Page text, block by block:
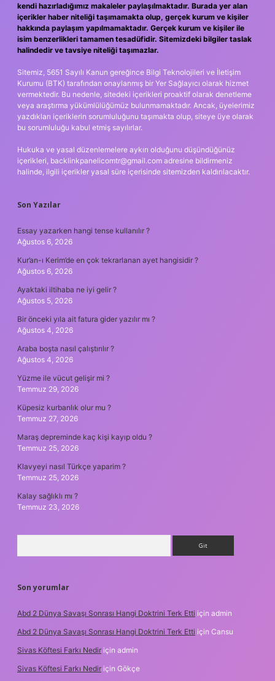
kendi hazırladığımız makaleler paylaşılmaktadır. Burada yer alan
içerikler haber niteliği taşımamakta olup, gerçek kurum ve kişiler
hakkında paylaşım yapılmamaktadır. Gerçek kurum ve kişiler ile
isim benzerlikleri tamamen tesadüfidir. Sitemizdeki bilgiler taslak
halindedir ve tavsiye niteliği taşımazlar.
Sitemiz, 5651 Sayılı Kanun gereğince Bilgi Teknolojileri ve İletişim
Kurumu (BTK) tarafından onaylanmış bir Yer Sağlayıcı olarak hizmet
vermektedir. Bu nedenle, sitedeki içerikleri proaktif olarak denetleme
veya araştırma yükümlülüğümüz bulunmamaktadır. Ancak, üyelerimiz
yazdıkları içeriklerin sorumluluğunu taşımakta olup, siteye üye olarak
bu sorumluluğu kabul etmiş sayılırlar.
Hukuka ve yasal düzenlemelere aykırı olduğunu düşündüğünüz
içerikleri, backlinkpanelicomtr@gmail.com adresine bildirmeniz
halinde, ilgili içerikler yasal süre içerisinde sitemizden kaldırılacaktır.
Son Yazılar
Essay yazarken hangi tense kullanılır ?
Ağustos 6, 2026
Kur’an-ı Kerim’de en çok tekrarlanan ayet hangisidir ?
Ağustos 6, 2026
Ayaktaki iltihaba ne iyi gelir ?
Ağustos 5, 2026
Bir önceki yıla ait fatura gider yazılır mı ?
Ağustos 4, 2026
Araba boşta nasıl çalıştırılır ?
Ağustos 4, 2026
Yüzme ile vücut gelişir mi ?
Temmuz 29, 2026
Küpesiz kurbanlık olur mu ?
Temmuz 27, 2026
Maraş depreminde kaç kişi kayıp oldu ?
Temmuz 25, 2026
Klavyeyi nasıl Türkçe yaparim ?
Temmuz 25, 2026
Kalay sağlıklı mı ?
Temmuz 23, 2026
Son yorumlar
Abd 2 Dünya Savaşı Sonrası Hangi Doktrini Terk Etti için admin
Abd 2 Dünya Savaşı Sonrası Hangi Doktrini Terk Etti için Cansu
Sivas Köftesi Farkı Nedir için admin
Sivas Köftesi Farkı Nedir için Gökçe